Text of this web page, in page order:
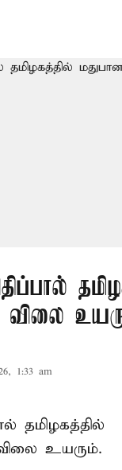
விலை
1:33 am
தமிழகத்தில்
உயரும்.